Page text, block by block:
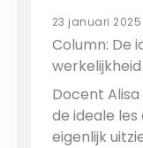
23 januari 2025
Column: De
werkelijkheid
Docent
de ideale les
eigenlijk